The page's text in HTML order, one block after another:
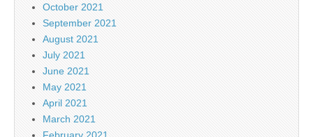
October 2021
September 2021
August 2021
July 2021
June 2021
May 2021
April 2021
March 2021